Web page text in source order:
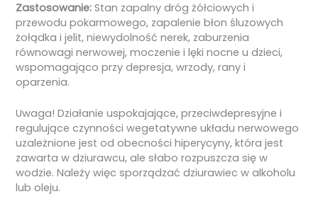
Zastosowanie: Stan zapalny dróg żółciowych i
przewodu pokarmowego, zapalenie błon śluzowych
żołądka i jelit, niewydolność nerek, zaburzenia
równowagi nerwowej, moczenie i lęki nocne u dzieci,
wspomagająco przy depresja, wrzody, rany i
oparzenia.
Uwaga! Działanie uspokajające, przeciwdepresyjne i
regulujące czynności wegetatywne układu nerwowego
uzależnione jest od obecności hiperycyny, która jest
zawarta w dziurawcu, ale słabo rozpuszcza się w
wodzie. Należy więc sporządzać dziurawiec w alkoholu
lub oleju.